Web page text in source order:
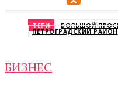
ТЕГИ БОЛЬШОЙ
ПЕТРОГРАДСКИЙ РАЙОН
БИЗНЕС